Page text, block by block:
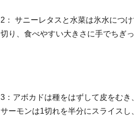
2：
サニーレタスと水菜は氷水につ
切り、食べやすい大きさに手でちぎっ
3： アボカドは種をはずして皮をむき
サーモンは1切れを半分にスライスし